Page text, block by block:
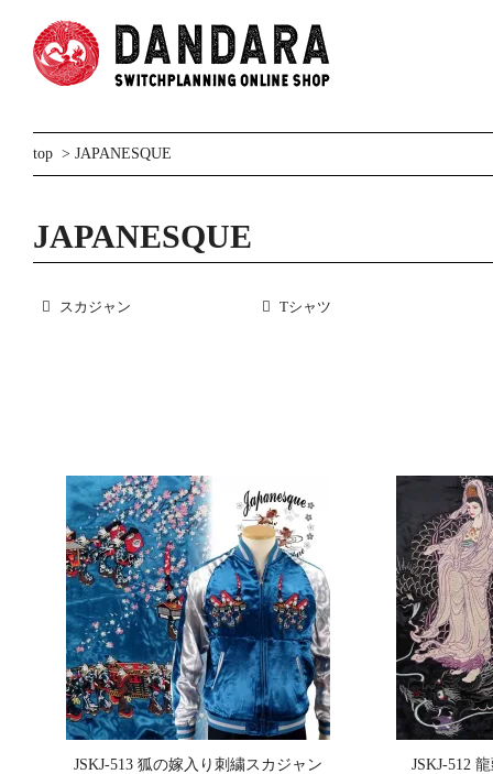
top > JAPANESQUE
JAPANESQUE
スカジャン Tシャツ
JSKJ-513 狐の嫁入り刺繍スカジャン
JSKJ-512